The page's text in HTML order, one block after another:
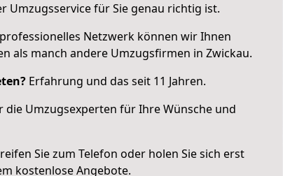
Umzugsservice für Sie genau richtig ist.
Netzwerk können wir Ihnen
als manch andere Umzugsfirmen in Zwickau.
Erfahrung und das seit 11 Jahren.
die Umzugsexperten für Ihre Wünsche und
Sie zum Telefon oder holen Sie sich erst
kostenlose Angebote.